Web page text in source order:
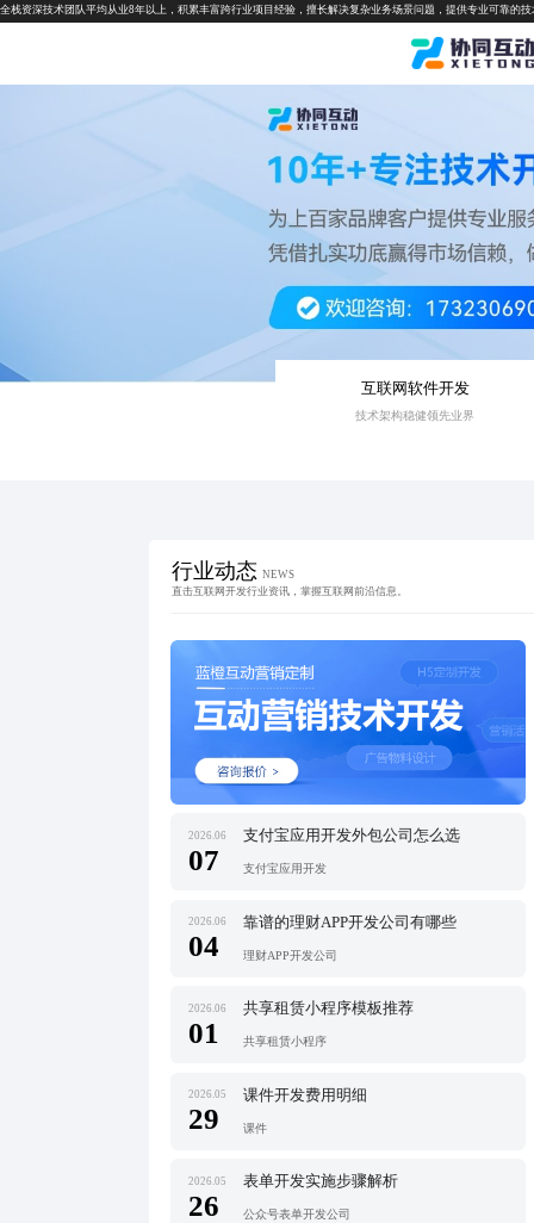
全栈资深技术团队平均从业8年以上，积累丰富跨行业项目经验，擅长解决复杂业务场景问题，提供专业可靠的
互联网软件开发
技术架构稳健领先业界
行业动态 NEWS
直击互联网开发行业资讯，掌握互联网前沿信息。
2026.06
07
支付宝应用开发外包公司怎么选
支付宝应用开发
2026.06
04
靠谱的理财APP开发公司有哪些
理财APP开发公司
2026.06
01
共享租赁小程序模板推荐
共享租赁小程序
2026.05
29
课件开发费用明细
课件
2026.05
26
表单开发实施步骤解析
公众号表单开发公司